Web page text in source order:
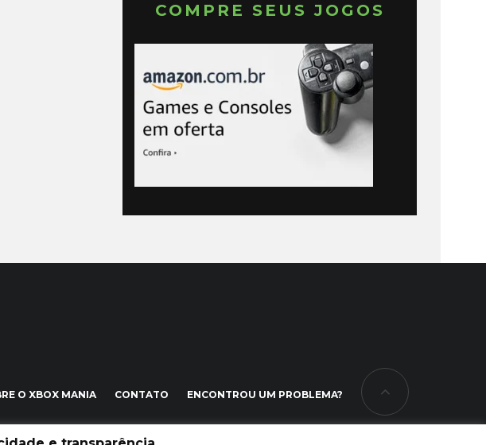
COMPRE SEUS JOGOS
O XBOX MANIA CONTATO ENCONTROU UM PROBLEMA?